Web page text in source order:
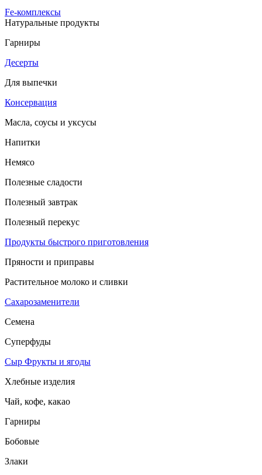
Fe-комплексы
Натуральные продукты
Гарниры
Десерты
Для выпечки
Консервация
Масла, соусы и уксусы
Напитки
Немясо
Полезные сладости
Полезный завтрак
Полезный перекус
Продукты быстрого приготовления
Пряности и приправы
Растительное молоко и сливки
Сахарозаменители
Семена
Суперфуды
Сыр Фрукты и ягоды
Хлебные изделия
Чай, кофе, какао
Гарниры
Бобовые
Злаки